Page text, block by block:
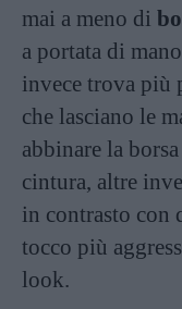
mai a meno di
a portata di
invece trova più
che lasciano le
abbinare la
cintura, altre
in contrasto con
tocco più
look.